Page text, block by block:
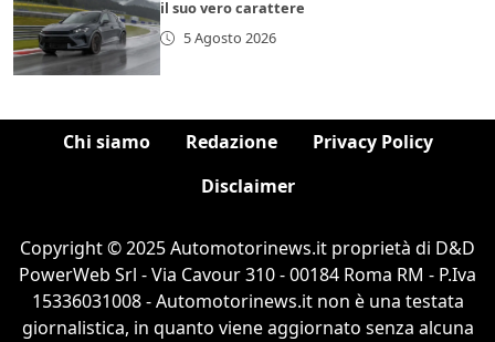
il suo vero carattere
5 Agosto 2026
Chi siamo Redazione
Privacy Policy
Disclaimer
Copyright © 2025 Automotorinews.it proprietà di D&D
PowerWeb Srl - Via Cavour 310 - 00184 Roma RM - P.Iva
15336031008 - Automotorinews.it non è una testata
giornalistica, in quanto viene aggiornato senza alcuna